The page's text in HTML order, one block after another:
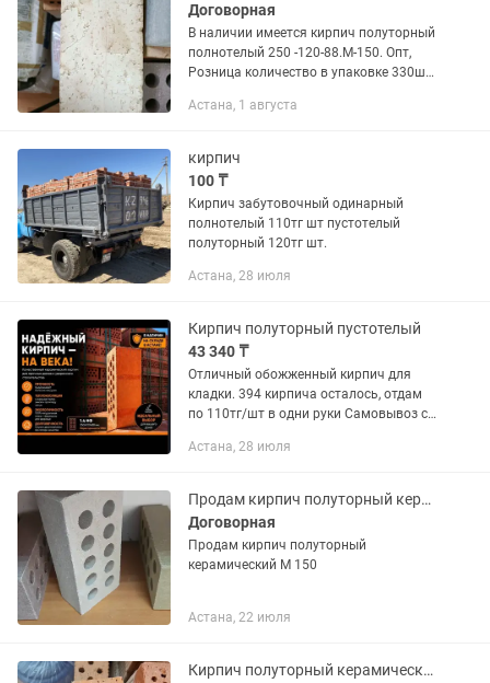
Договорная
В наличии имеется кирпич полуторный
полнотелый 250 -120-88.М-150. Опт,
Розница количество в упаковке 330шт.
Астана, 1 августа
кирпич
100 ₸
Кирпич забутовочный одинарный
полнотелый 110тг шт пустотелый
полуторный 120тг шт.
Астана, 28 июля
Кирпич полуторный пустотелый
43 340 ₸
Отличный обожженный кирпич для
кладки. 394 кирпича осталось, отдам
по 110тг/шт в одни руки Самовывоз с
Астана, 28 июля
Продам кирпич полуторный керамический облицовочный М 150
Договорная
Продам кирпич полуторный
керамический М 150
Астана, 22 июля
Кирпич полуторный керамический облицовочный